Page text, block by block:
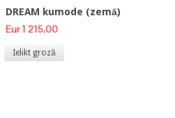
DREAM kumode (zemā)
Eur 1 215,00
Ielikt grozā